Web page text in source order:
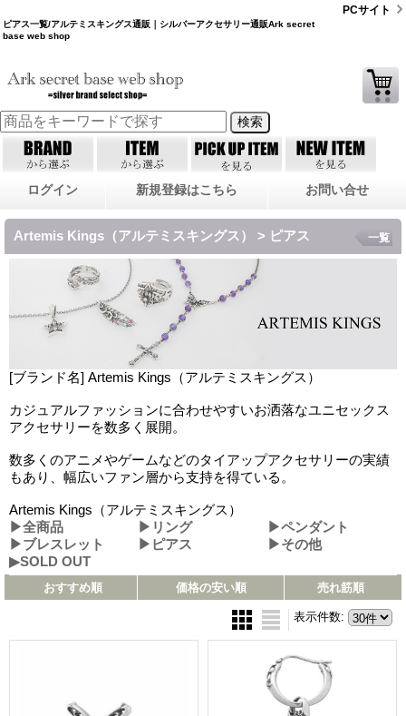
ピアス一覧/アルテミスキングス通販｜シルバーアクセサリー通販Ark secret
base web shop
PCサイト
ログイン 新規登録はこちら お問い合せ
Artemis Kings（アルテミスキングス） > ピアス
[ブランド名] Artemis Kings（アルテミスキングス）
カジュアルファッションに合わせやすいお洒落なユニセックス
アクセサリーを数多く展開。
数多くのアニメやゲームなどのタイアップアクセサリーの実績
もあり、幅広いファン層から支持を得ている。
Artemis Kings（アルテミスキングス）
▶全商品
▶リング
▶ペンダント
▶ブレスレット
▶ピアス
▶その他
▶SOLD OUT
一覧
おすすめ順 価格の安い順 売れ筋順
表示件数: